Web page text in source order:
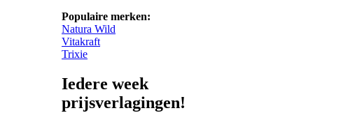
Populaire merken:
Natura Wild
Vitakraft
Trixie
Iedere week
prijsverlagingen!